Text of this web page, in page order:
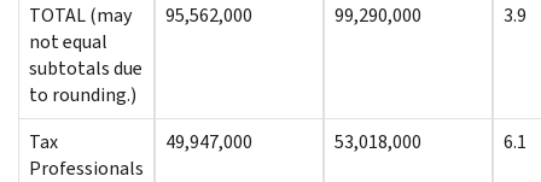
TOTAL (may
not equal
subtotals due
to rounding.)
95,562,000 99,290,000 3.9
Tax
Professionals
49,947,000 53,018,000 6.1